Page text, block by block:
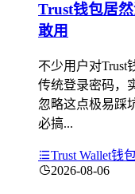
Trust钱包居
敢用
不少用户对Trust
传统登录密码，
忽略这点极易踩
必搞...
Trust Wallet钱
2026-08-06